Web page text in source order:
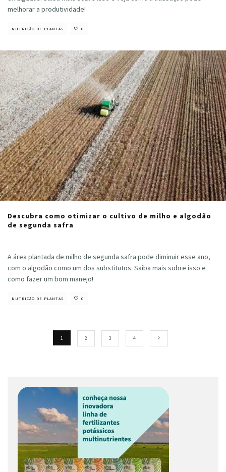
melhorar a produtividade!
NUTRIÇÃO DE PLANTAS 0
Descubra como otimizar o cultivo de milho e algodão
de segunda safra
A área plantada de milho de segunda safra pode diminuir esse ano,
com o algodão como um dos substitutos. Saiba mais sobre isso e
como fazer um bom manejo!
NUTRIÇÃO DE PLANTAS 0
1 2 3 4